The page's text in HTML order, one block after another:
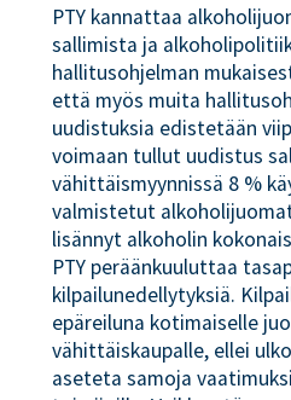
PTY kannattaa
sallimista ja
hallitusohjelman
että myös muita
uudistuksia edistetään
voimaan tullut uudistus
vähittäismyynnissä 8 %
valmistetut
lisännyt alkoholin
PTY peräänkuuluttaa
kilpailunedellytyksiä.
epäreiluna kotimaiselle
vähittäiskaupalle, ellei
aseteta samoja